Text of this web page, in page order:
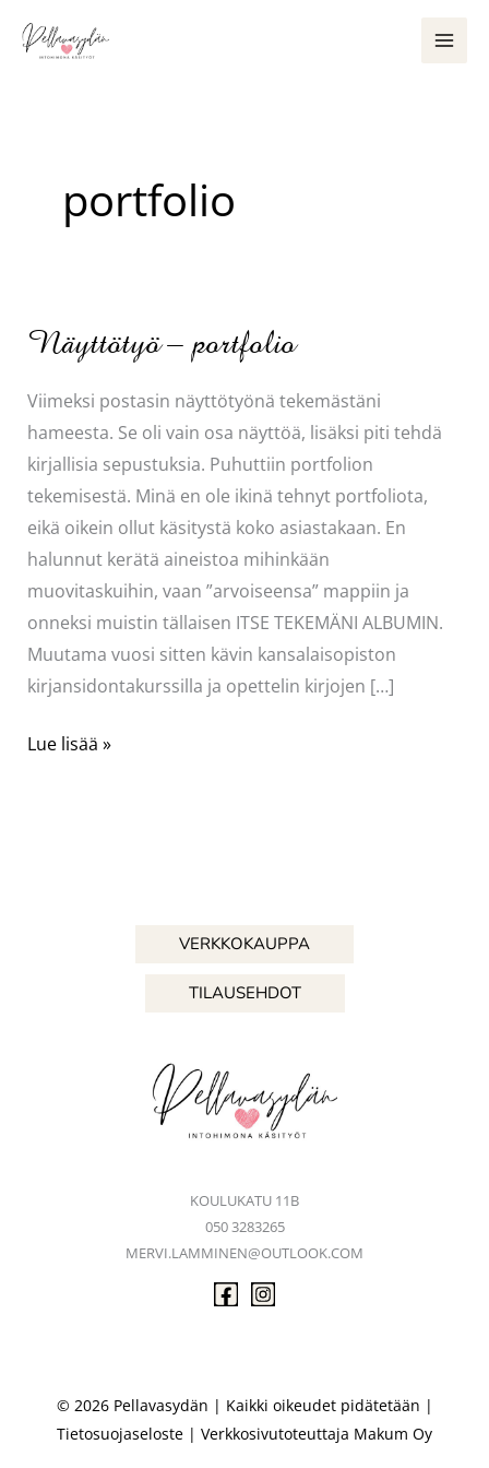
sisältöön
portfolio
Näyttötyö – portfolio
Viimeksi postasin näyttötyönä tekemästäni
hameesta. Se oli vain osa näyttöä, lisäksi piti tehdä
kirjallisia sepustuksia. Puhuttiin portfolion
tekemisestä. Minä en ole ikinä tehnyt portfoliota,
eikä oikein ollut käsitystä koko asiastakaan. En
halunnut kerätä aineistoa mihinkään
muovitaskuihin, vaan ”arvoiseensa” mappiin ja
onneksi muistin tällaisen ITSE TEKEMÄNI ALBUMIN.
Muutama vuosi sitten kävin kansalaisopiston
kirjansidontakurssilla ja opettelin kirjojen […]
Näyttötyö
Lue lisää »
VERKKOKAUPPA
TILAUSEHDOT
KOULUKATU 11B
050 3283265
MERVI.LAMMINEN@OUTLOOK.COM
© 2026 Pellavasydän | Kaikki oikeudet pidätetään |
Tietosuojaseloste | Verkkosivutoteuttaja Makum Oy